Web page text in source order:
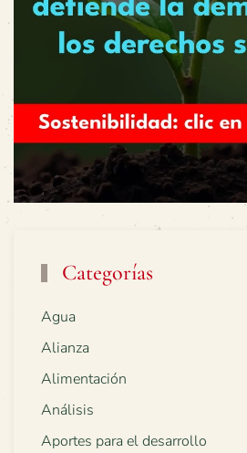
Categorías
Agua
Alianza
Alimentación
Análisis
Aportes para el desarrollo